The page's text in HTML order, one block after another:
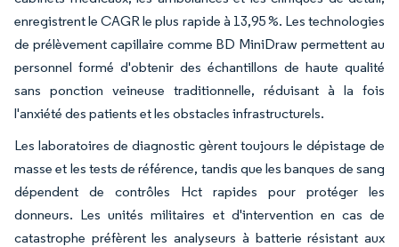
enregistrent le CAGR le plus rapide à 13,95 %. Les technologies
de prélèvement capillaire comme BD MiniDraw permettent au
personnel formé d'obtenir des échantillons de haute qualité
sans ponction veineuse traditionnelle, réduisant à la fois
l'anxiété des patients et les obstacles infrastructurels.
Les laboratoires de diagnostic gèrent toujours le dépistage de
masse et les tests de référence, tandis que les banques de sang
dépendent de contrôles Hct rapides pour protéger les
donneurs. Les unités militaires et d'intervention en cas de
catastrophe préfèrent les analyseurs à batterie résistant aux